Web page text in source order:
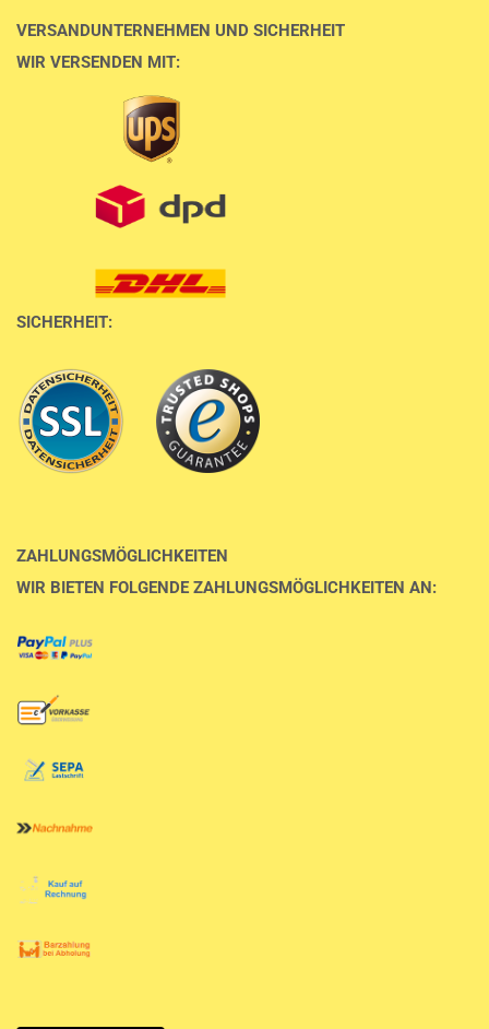
VERSANDUNTERNEHMEN UND SICHERHEIT
WIR VERSENDEN MIT:
SICHERHEIT:
ZAHLUNGSMÖGLICHKEITEN
WIR BIETEN FOLGENDE ZAHLUNGSMÖGLICHKEITEN AN: